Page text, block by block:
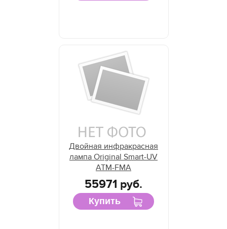
Двойная инфракрасная
лампа Original Smart-UV
ATM-FMA
55971 руб.
Купить